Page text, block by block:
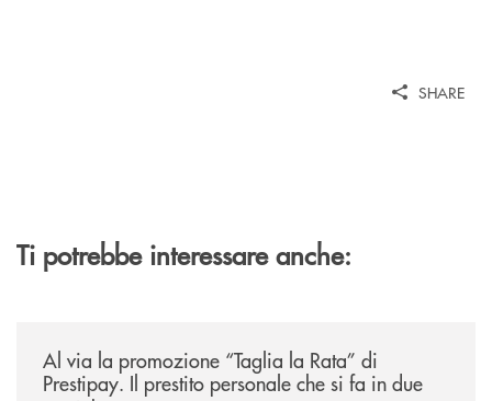
SHARE
Ti potrebbe interessare anche:
Al via la promozione “Taglia la Rata” di
Prestipay. Il prestito personale che si fa in due